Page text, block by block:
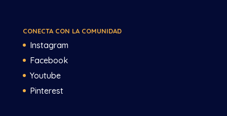
CONECTA CON LA COMUNIDAD
Instagram
Facebook
Youtube
Pinterest